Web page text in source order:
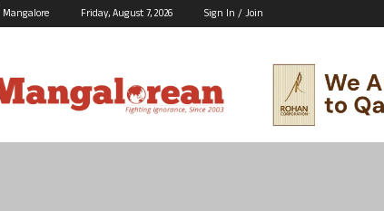
Mangalore Friday, August 7, 2026 Sign In / Join